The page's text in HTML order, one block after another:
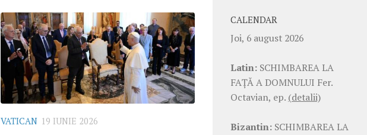
VATICAN 19 IUNIE 2026
CALENDAR
Joi, 6 august 2026
Latin: SCHIMBAREA LA
FAŢĂ A DOMNULUI Fer.
Octavian, ep. (detalii)
Bizantin: SCHIMBAREA LA